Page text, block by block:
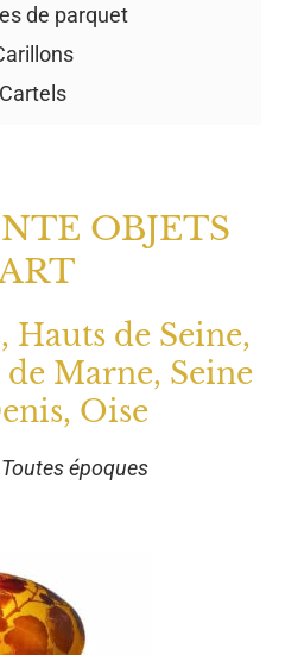
de parquet
Cartels
OBJETS
Hauts de Seine,
Marne, Seine
Oise
époques